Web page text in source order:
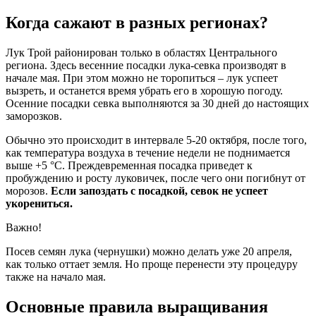
Когда сажают в разных регионах?
Лук Трой районирован только в областях Центрального
региона. Здесь весенние посадки лука-севка производят в
начале мая. При этом можно не торопиться – лук успеет
вызреть, и останется время убрать его в хорошую погоду.
Осенние посадки севка выполняются за 30 дней до настоящих
заморозков.
Обычно это происходит в интервале 5-20 октября, после того,
как температура воздуха в течение недели не поднимается
выше +5 °С. Преждевременная посадка приведет к
пробуждению и росту луковичек, после чего они погибнут от
морозов. Если запоздать с посадкой, севок не успеет
укорениться.
Важно!
Посев семян лука (чернушки) можно делать уже 20 апреля,
как только оттает земля. Но проще перенести эту процедуру
также на начало мая.
Основные правила выращивания